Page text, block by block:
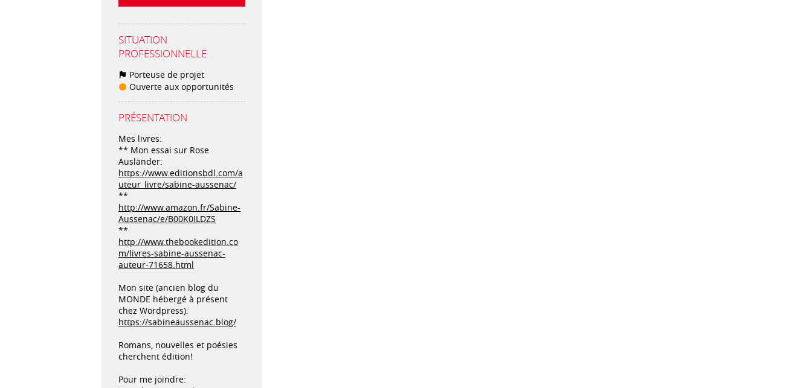
SITUATION
PROFESSIONNELLE
Porteuse de projet
Ouverte aux opportunités
PRÉSENTATION
Mes livres:
** Mon essai sur Rose
Ausländer:
https://www.editionsbdl.com/a
uteur_livre/sabine-aussenac/
**
http://www.amazon.fr/Sabine-
Aussenac/e/B00K0ILDZS
**
http://www.thebookedition.co
m/livres-sabine-aussenac-
auteur-71658.html
Mon site (ancien blog du
MONDE hébergé à présent
chez Wordpress):
https://sabineaussenac.blog/
Romans, nouvelles et poésies
cherchent édition!
Pour me joindre: